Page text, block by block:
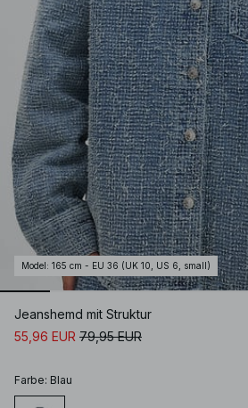
Model : 165 cm - EU 36 (UK 10, US 6, small)
Jeanshemd mit Struktur
55,96 EUR 79,95 EUR
Farbe: Blau